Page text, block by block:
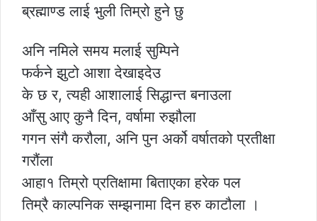
ब्रह्माण्ड लाई भुली तिम्रो हुने छु
अनि नमिले समय मलाई सुम्पिने
फर्कने झुटो आशा देखाइदेउ
के छ र, त्यही आशालाई सिद्धान्त बनाउला
आँसु आए कुनै दिन, वर्षामा रुझौला
गगन संगै करौला, अनि पुन अर्को वर्षातको प्रतीक्षा
गरौंला
आहा१ तिम्रो प्रतिक्षामा बिताएका हरेक पल
तिम्रै काल्पनिक सम्झनामा दिन हरु काटौला ।